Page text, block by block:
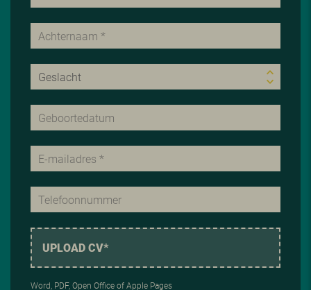
UPLOAD CV*
Word, PDF, Open Office of Apple Pages